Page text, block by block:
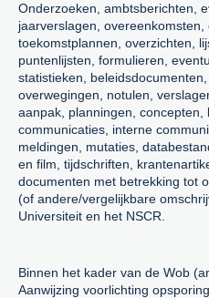
Onderzoeken, ambtsberichten,
jaarverslagen, overeenkomsten,
toekomstplannen, overzichten,
puntenlijsten, formulieren,
statistieken,
overwegingen, notulen,
aanpak, planningen, concepten,
communicaties, interne
meldingen, mutaties,
en film, tijdschriften,
documenten met betrekking tot
(of andere/vergelijkbare
Universiteit en het NSCR.
Binnen het kader van de Wob
Aanwijzing voorlichting